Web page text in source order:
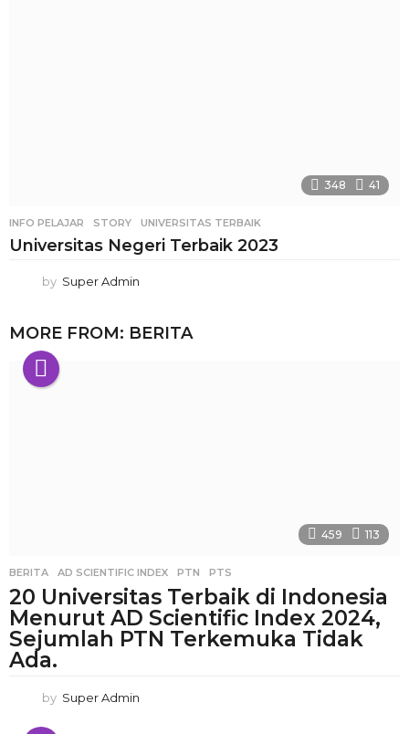
348 41
INFO PELAJAR STORY ,UNIVERSITAS TERBAIK
Universitas Negeri Terbaik 2023
by Super Admin
MORE FROM: BERITA
459 113
BERITA AD SCIENTIFIC INDEX ,PTN ,PTS
20 Universitas Terbaik di Indonesia
Menurut AD Scientific Index 2024,
Sejumlah PTN Terkemuka Tidak
Ada.
by Super Admin